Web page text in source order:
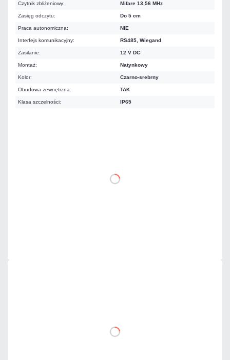
Czytnik zbliżeniowy: Mifare 13,56 MHz
Zasięg odczytu: Do 5 cm
Praca autonomiczna: NIE
Interfejs komunikacyjny: RS485, Wiegand
Zasilanie: 12 V DC
Montaż: Natynkowy
Kolor: Czarno-srebrny
Obudowa zewnętrzna: TAK
Klasa szczelności: IP65
DO KOSZYKA